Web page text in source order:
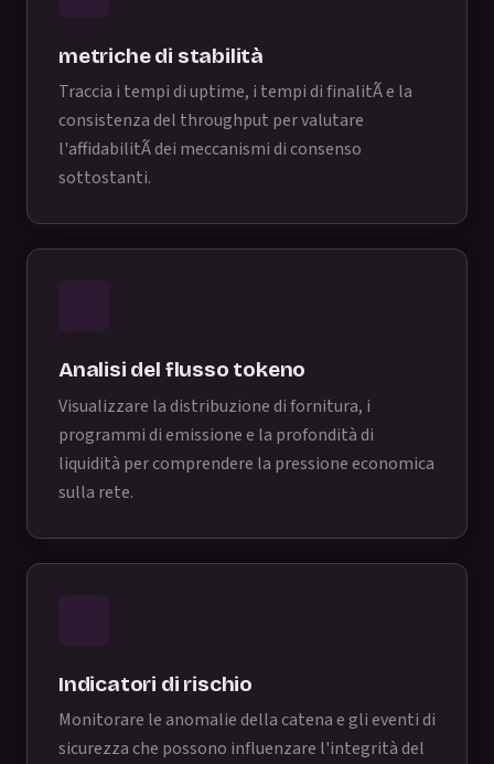
metriche di stabilità
Traccia i tempi di uptime, i tempi di finalitÃ e la
consistenza del throughput per valutare
l'affidabilitÃ dei meccanismi di consenso
sottostanti.
Analisi del flusso tokeno
Visualizzare la distribuzione di fornitura, i
programmi di emissione e la profondità di
liquidità per comprendere la pressione economica
sulla rete.
Indicatori di rischio
Monitorare le anomalie della catena e gli eventi di
sicurezza che possono influenzare l'integrità del